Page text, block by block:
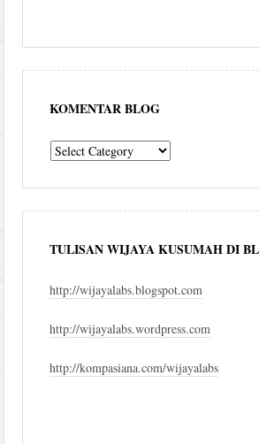
KOMENTAR BLOG
komentar
TULISAN WIJAYA KUSUMAH DI
http://wijayalabs.blogspot.com
http://wijayalabs.wordpress.com
http://kompasiana.com/wijayalabs